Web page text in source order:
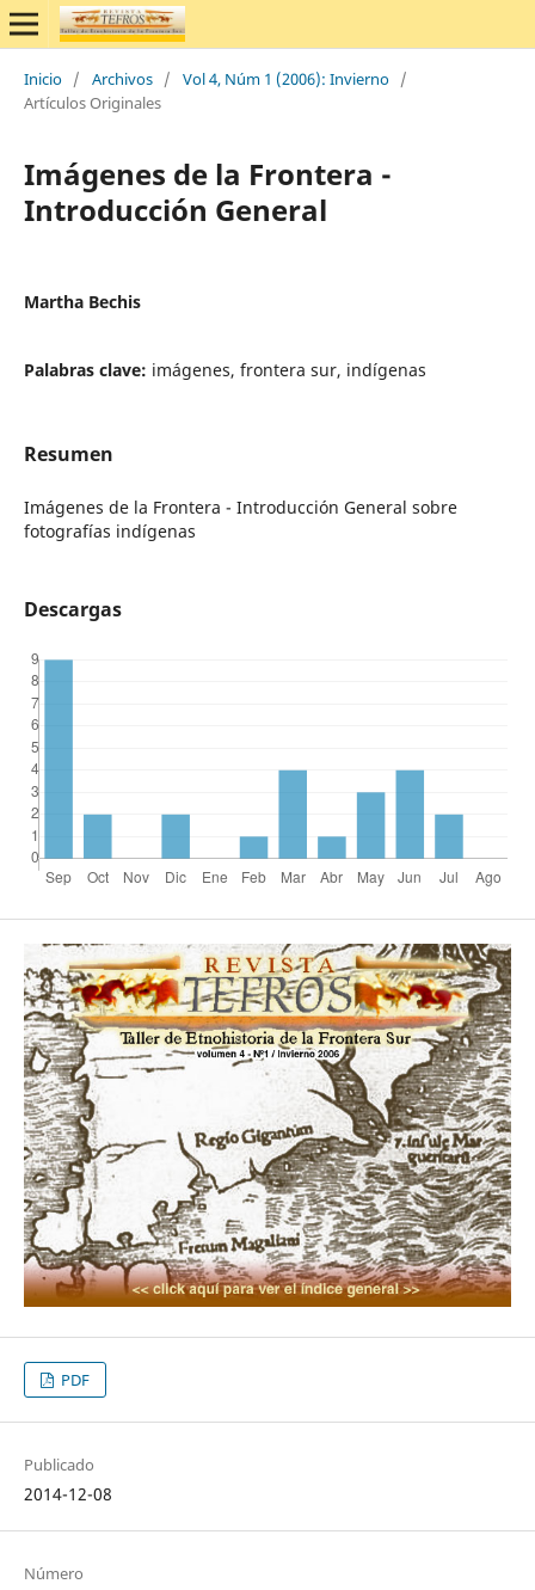
Inicio / Archivos / Vol 4, Núm 1 (2006): Invierno /
Artículos Originales
Imágenes de la Frontera -
Introducción General
Martha Bechis
Palabras clave: imágenes, frontera sur, indígenas
Resumen
Imágenes de la Frontera - Introducción General sobre
fotografías indígenas
Descargas
PDF
Publicado
2014-12-08
Número